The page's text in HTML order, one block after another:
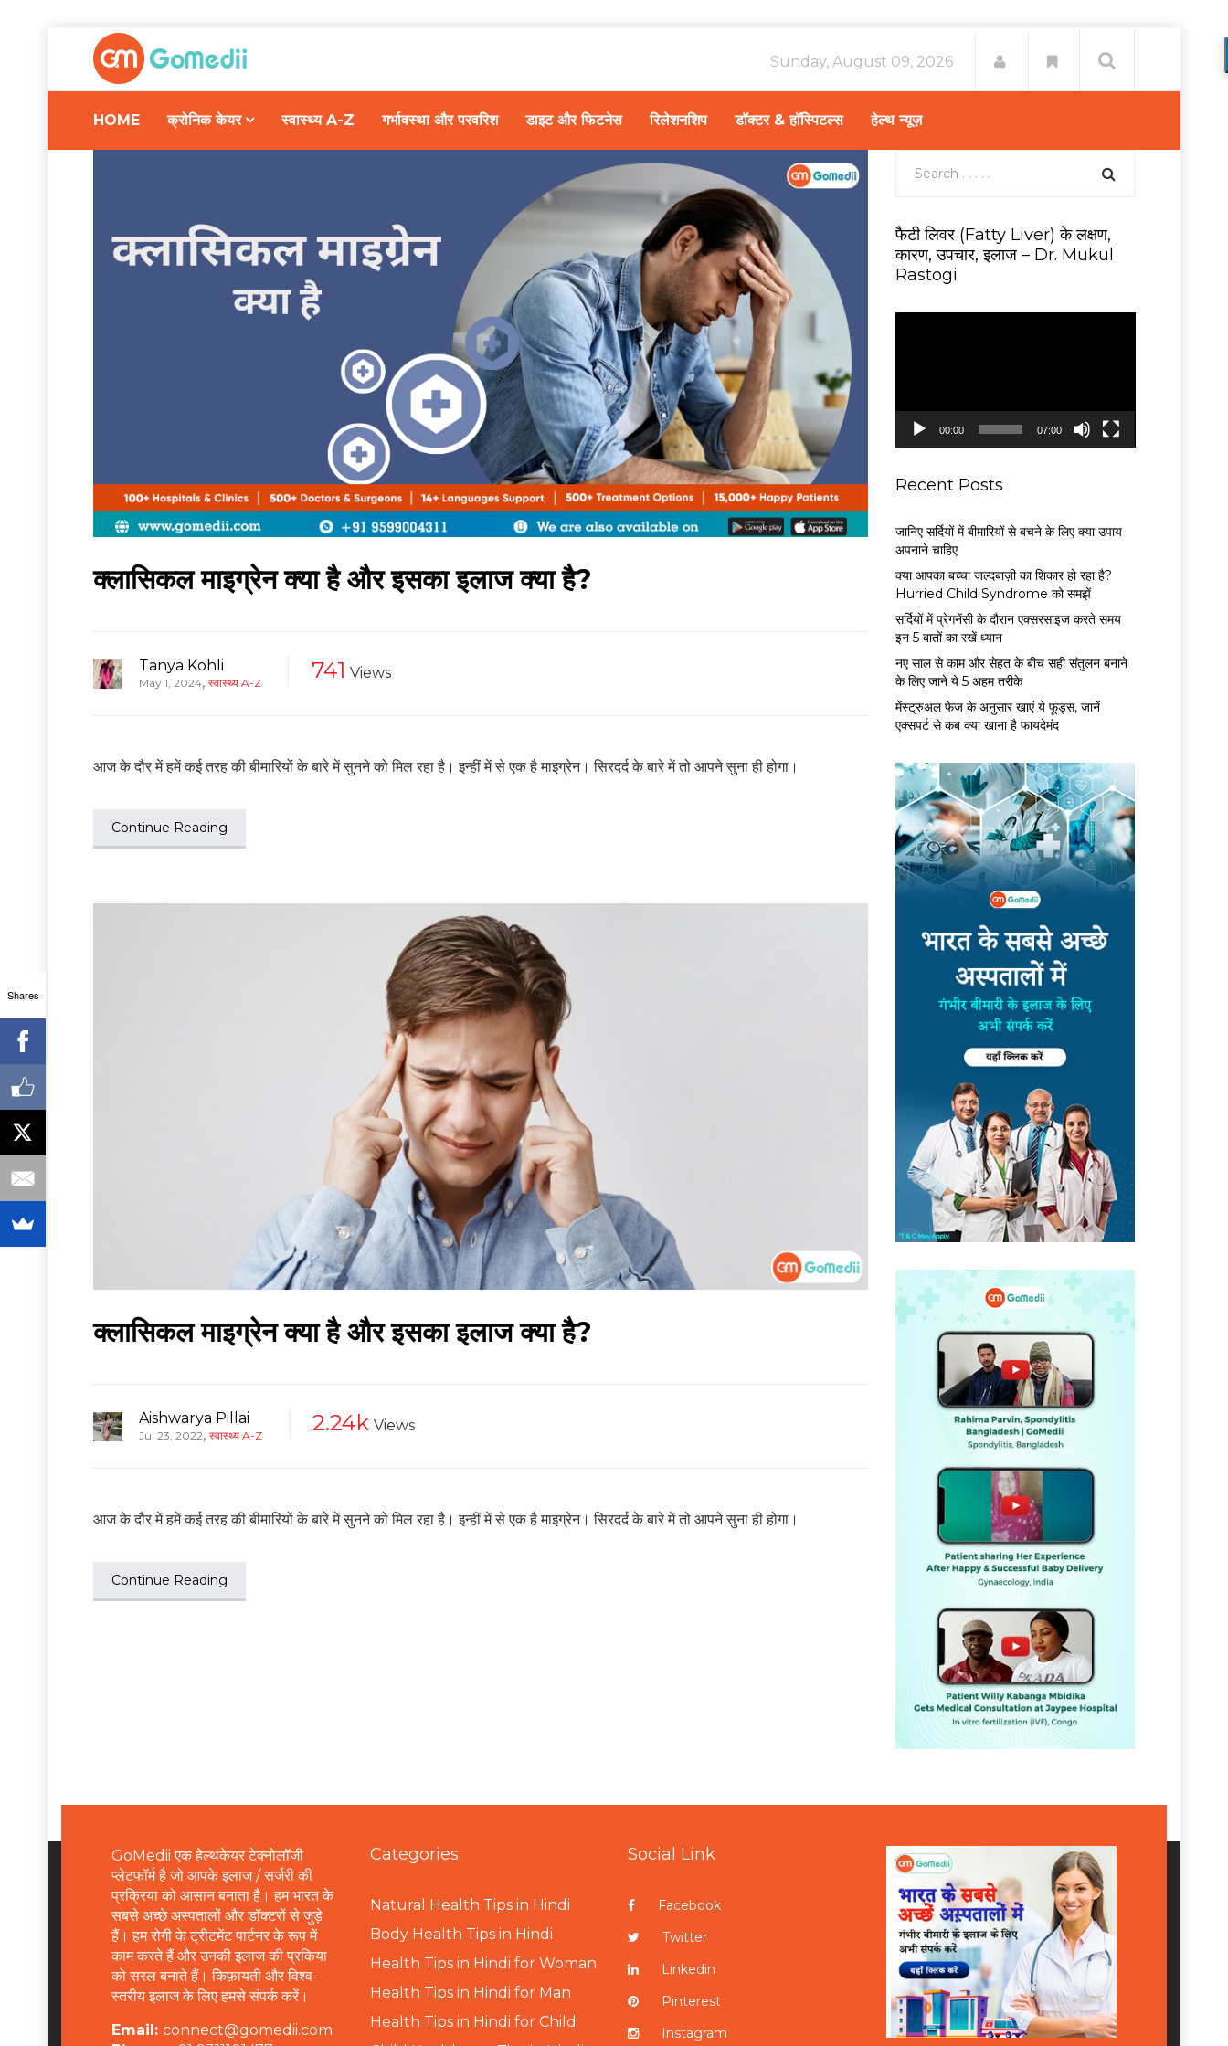
Sunday, August 09, 2026
HOME क्रोनिक केयर स्वास्थ्य A-Z गर्भावस्था और परवरिश डाइट और फिटनेस रिलेशनशिप डॉक्टर & हॉस्पिटल्स हेल्थ न्यूज़
क्लासिकल माइग्रेन क्या है और इसका इलाज क्या है?
Tanya Kohli
May 1, 2024, स्वास्थ्य A-Z 741 Views
आज के दौर में हमें कई तरह की बीमारियों के बारे में सुनने को मिल रहा है। इन्हीं में से एक है माइग्रेन। सिरदर्द के बारे में तो आपने सुना ही होगा।
Continue Reading
क्लासिकल माइग्रेन क्या है और इसका इलाज क्या है?
Aishwarya Pillai
Jul 23, 2022, स्वास्थ्य A-Z 2.24k Views
आज के दौर में हमें कई तरह की बीमारियों के बारे में सुनने को मिल रहा है। इन्हीं में से एक है माइग्रेन। सिरदर्द के बारे में तो आपने सुना ही होगा।
Continue Reading
फैटी लिवर (Fatty Liver) के लक्षण,
कारण, उपचार, इलाज – Dr. Mukul
Rastogi
y
00:00 07:00
Recent Posts
जानिए सर्दियों में बीमारियों से बचने के लिए क्या उपाय
अपनाने चाहिए
क्या आपका बच्चा जल्दबाज़ी का शिकार हो रहा है?
Hurried Child Syndrome को समझें
सर्द‍ियों में प्रेगनेंसी के दौरान एक्सरसाइज करते समय
इन 5 बातों का रखें ध्यान
नए साल से काम और सेहत के बीच सही संतुलन बनाने
के लिए जाने ये 5 अहम तरीके
मेंस्ट्रुअल फेज के अनुसार खाएं ये फूड्स, जानें
एक्सपर्ट से कब क्या खाना है फायदेमंद
GoMedii एक हेल्थकेयर टेक्नोलॉजी
प्लेटफॉर्म है जो आपके इलाज / सर्जरी की
प्रक्रिया को आसान बनाता है। हम भारत के
सबसे अच्छे अस्पतालों और डॉक्टरों से जुड़े
हैं। हम रोगी के ट्रीटमेंट पार्टनर के रूप में
काम करते हैं और उनकी इलाज की प्रकिया
को सरल बनाते हैं। किफ़ायती और विश्व-
स्तरीय इलाज के लिए हमसे संपर्क करें।
Email: connect@gomedii.com
Categories
Natural Health Tips in Hindi
Body Health Tips in Hindi
Health Tips in Hindi for Woman
Health Tips in Hindi for Man
Health Tips in Hindi for Child
Social Link
Facebook
Twitter
Linkedin
Pinterest
Instagram
Shares